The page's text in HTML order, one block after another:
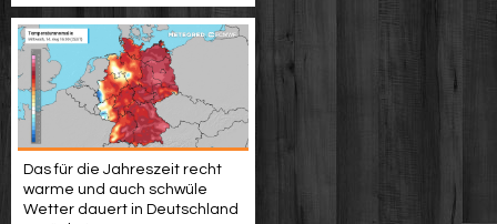
Das für die Jahreszeit recht
warme und auch schwüle
Wetter dauert in Deutschland